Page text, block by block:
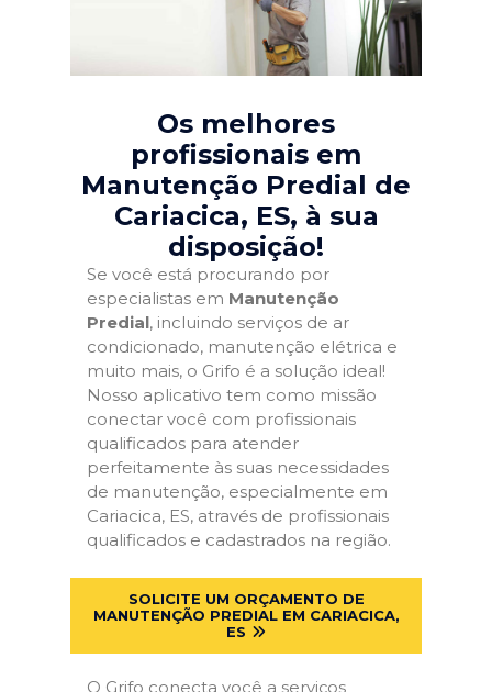
Os melhores
profissionais em
Manutenção Predial de
Cariacica, ES, à sua
disposição!
Se você está procurando por
especialistas em Manutenção
Predial, incluindo serviços de ar
condicionado, manutenção elétrica e
muito mais, o Grifo é a solução ideal!
Nosso aplicativo tem como missão
conectar você com profissionais
qualificados para atender
perfeitamente às suas necessidades
de manutenção, especialmente em
Cariacica, ES, através de profissionais
qualificados e cadastrados na região.
SOLICITE UM ORÇAMENTO DE
MANUTENÇÃO PREDIAL EM CARIACICA,
ES
O Grifo conecta você a serviços